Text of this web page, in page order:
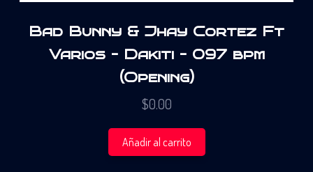
Bad Bunny & Jhay Cortez Ft
Varios – Dakiti – 097 bpm
(Opening)
$0.00
Añadir al carrito